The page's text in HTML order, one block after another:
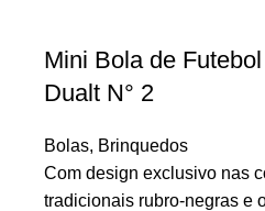
Mini Bola de
Dualt N° 2
Bolas, Brinquedos
Com design exclusivo nas
tradicionais rubro-negras e